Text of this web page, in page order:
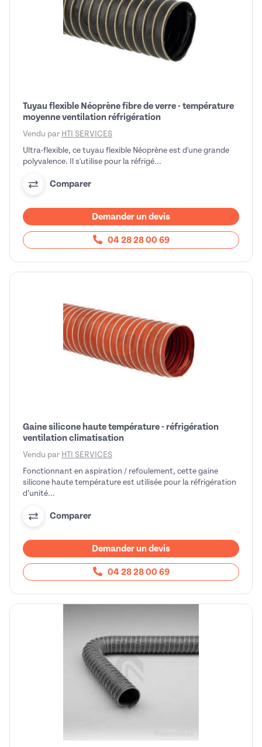
Tuyau flexible Néoprène fibre de verre - température
moyenne ventilation réfrigération
Vendu par HTI SERVICES
Ultra-flexible, ce tuyau flexible Néoprène est d'une grande
polyvalence. Il s'utilise pour la réfrigé...
Comparer
Demander un devis
04 28 28 00 69
Gaine silicone haute température - réfrigération
ventilation climatisation
Vendu par HTI SERVICES
Fonctionnant en aspiration / refoulement, cette gaine
silicone haute température est utilisée pour la réfrigération
d’unité...
Comparer
Demander un devis
04 28 28 00 69